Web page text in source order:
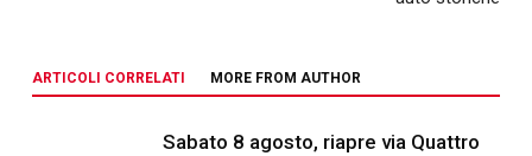
ARTICOLI CORRELATI MORE FROM AUTHOR
Sabato 8 agosto, riapre via Quattro